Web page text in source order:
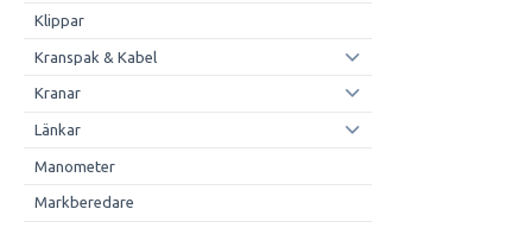
Klippar
Kranspak & Kabel
Kranar
Länkar
Manometer
Markberedare